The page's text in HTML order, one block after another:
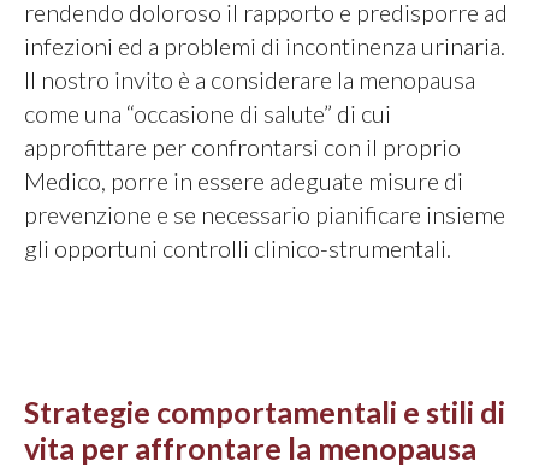
rendendo doloroso il rapporto e predisporre ad
infezioni ed a problemi di incontinenza urinaria.
Il nostro invito è a considerare la menopausa
come una “occasione di salute” di cui
approfittare per confrontarsi con il proprio
Medico, porre in essere adeguate misure di
prevenzione e se necessario pianificare insieme
gli opportuni controlli clinico-strumentali.
Strategie comportamentali e stili di
vita per affrontare la menopausa